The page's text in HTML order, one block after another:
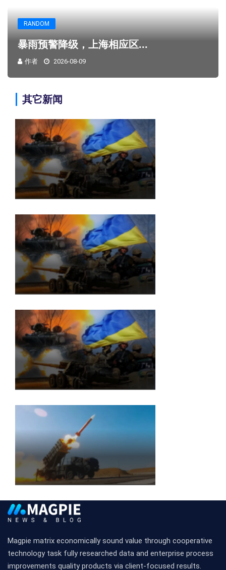
RANDOM
暴雨预警降级，上海相应区...
作者 2026-08-09
其它新闻
Magpie matrix economically sound value through cooperative
technology task fully researched data and enterprise process
improvements quality products via client-focused results.